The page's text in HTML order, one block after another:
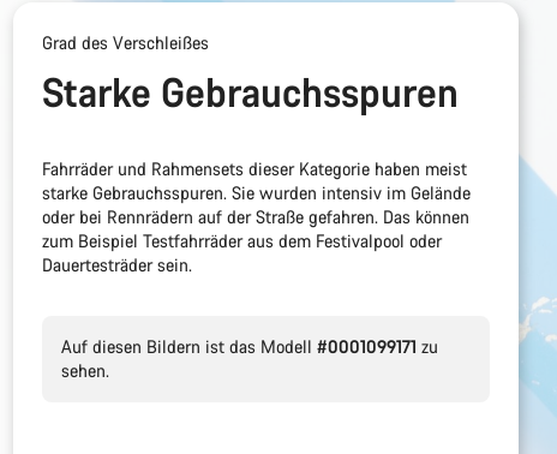
Grad des Verschleißes
Starke Gebrauchsspuren
Fahrräder und Rahmensets dieser Kategorie haben meist
starke Gebrauchsspuren. Sie wurden intensiv im Gelände
oder bei Rennrädern auf der Straße gefahren. Das können
zum Beispiel Testfahrräder aus dem Festivalpool oder
Dauertesträder sein.
Auf diesen Bildern ist das Modell #0001099171 zu
sehen.